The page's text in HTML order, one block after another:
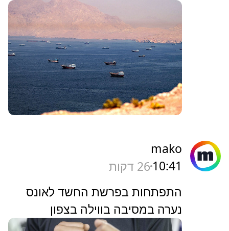
mako
10:41 26 דקות
התפתחות בפרשת החשד לאונס
נערה במסיבה בווילה בצפון